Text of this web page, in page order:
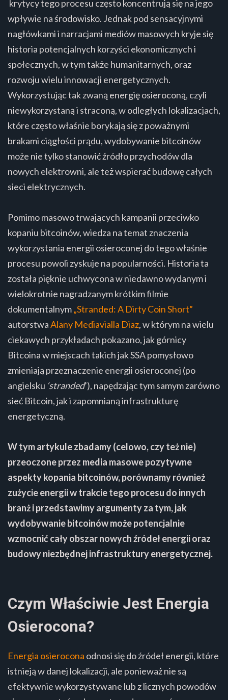
krytycy tego procesu często koncentrują się na jego
wpływie na środowisko. Jednak pod sensacyjnymi
nagłówkami i narracjami mediów masowych kryje się
historia potencjalnych korzyści ekonomicznych i
społecznych, w tym także humanitarnych, oraz
rozwoju wielu innowacji energetycznych.
Wykorzystując tak zwaną energię osieroconą, czyli
niewykorzystaną i straconą, w odległych lokalizacjach,
które często właśnie borykają się z poważnymi
brakami ciągłości prądu, wydobywanie bitcoinów
może nie tylko stanowić źródło przychodów dla
nowych elektrowni, ale też wspierać budowę całych
sieci elektrycznych.
Pomimo masowo trwających kampanii przeciwko
kopaniu bitcoinów, wiedza na temat znaczenia
wykorzystania energii osieroconej do tego właśnie
procesu powoli zyskuje na popularności. Historia ta
została pięknie uchwycona w niedawno wydanym i
wielokrotnie nagradzanym krótkim filmie
dokumentalnym„Stranded: A Dirty Coin Short”
autorstwaAlany Mediavialla Diaz, w którym na wielu
ciekawych przykładach pokazano, jak górnicy
Bitcoina w miejscach takich jak SSA pomysłowo
zmieniają przeznaczenie energii osieroconej (po
angielsku ‘stranded’), napędzając tym samym zarówno
sieć Bitcoin, jak i zapomnianą infrastrukturę
energetyczną.
W tym artykule zbadamy (celowo, czy też nie)
przeoczone przez media masowe pozytywne
aspekty kopania bitcoinów, porównamy również
zużycie energii w trakcie tego procesu do innych
branż i przedstawimy argumenty za tym, jak
wydobywanie bitcoinów może potencjalnie
wzmocnić cały obszar nowych źródeł energii oraz
budowy niezbędnej infrastruktury energetycznej.
Czym Właściwie Jest Energia
Osierocona?
Energia osierocona odnosi się do źródeł energii, które
istnieją w danej lokalizacji, ale ponieważ nie są
efektywnie wykorzystywane lub z licznych powodów